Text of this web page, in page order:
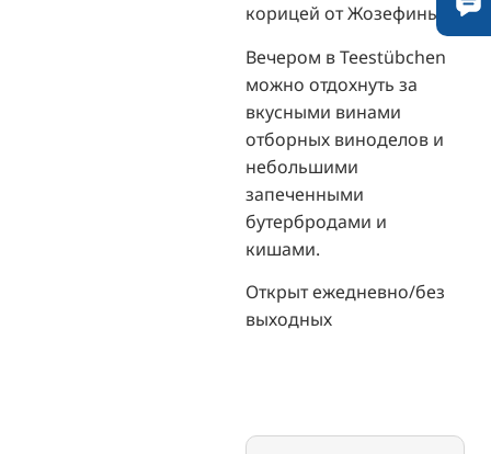
корицей от Жозефины.
Вечером в Teestübchen
можно отдохнуть за
вкусными винами
отборных виноделов и
небольшими
запеченными
бутербродами и
кишами.
Открыт ежедневно/без
выходных